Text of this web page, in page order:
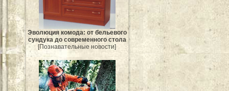
Эволюция комода: от бельевого
сундука до современного стола
[Познавательные новости]